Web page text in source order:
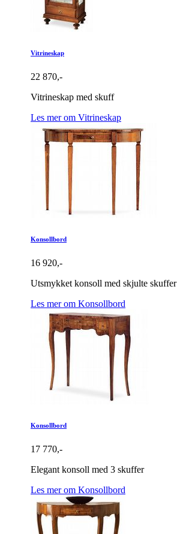
Vitrineskap
22 870,-
Vitrineskap med skuff
Les mer om Vitrineskap
Konsollbord
16 920,-
Utsmykket konsoll med skjulte skuffer
Les mer om Konsollbord
Konsollbord
17 770,-
Elegant konsoll med 3 skuffer
Les mer om Konsollbord